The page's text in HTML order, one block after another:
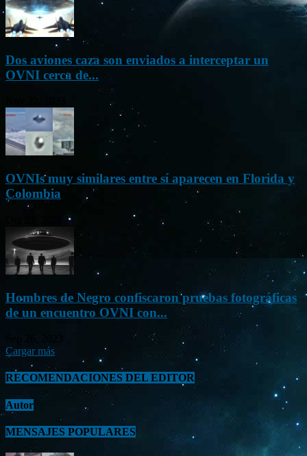
Dos aviones caza son enviados a interceptar un
OVNI cerca de...
OVNIs muy similares entre sí aparecen en Florida y
Colombia
Hombres de Negro confiscaron pruebas fotográficas
de un encuentro OVNI con...
Cargar más
RECOMENDACIONES DEL EDITOR
Autor
MENSAJES POPULARES